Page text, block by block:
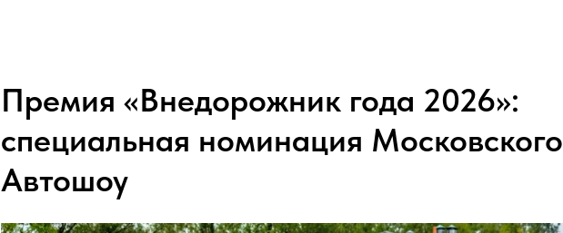
Премия «Внедорожник года 2026»:
специальная номинация Московского
Автошоу